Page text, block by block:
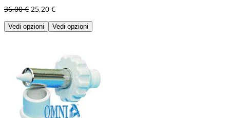
36,00 € 25,20 €
Vedi opzioni Vedi opzioni